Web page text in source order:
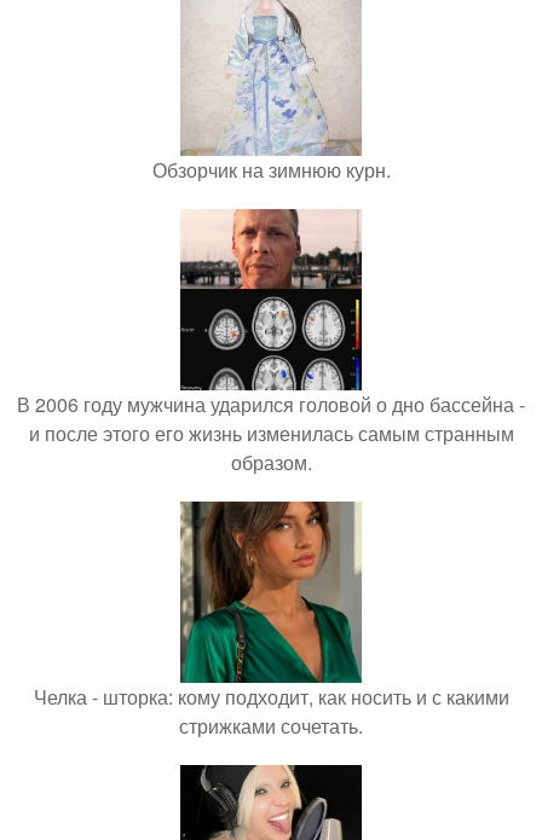
Обзорчик на зимнюю курн.
В 2006 году мужчина ударился головой о дно бассейна -
и после этого его жизнь изменилась самым странным
образом.
Челка - шторка: кому подходит, как носить и с какими
стрижками сочетать.